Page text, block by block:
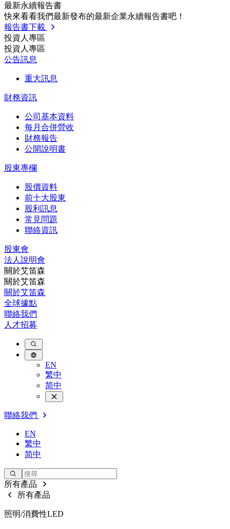
最新永續報告書
快來看看我們最新發布的最新企業永續報告書吧！
報告書下載
投資人專區
投資人專區
公告訊息
重大訊息
財務資訊
公司基本資料
每月合併營收
財務報告
公開說明書
股東專欄
股價資料
前十大股東
股利訊息
常見問題
聯絡資訊
股東會
法⼈說明會
關於艾笛森
關於艾笛森
關於艾笛森
全球據點
聯絡我們
人才招募
EN
繁中
简中
聯絡我們
EN
繁中
简中
所有產品
所有產品
照明/消費性LED